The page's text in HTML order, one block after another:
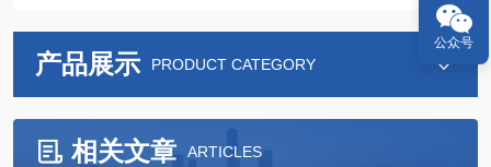
产品展示 PRODUCT CATEGORY
相关文章 ARTICLES
公众号